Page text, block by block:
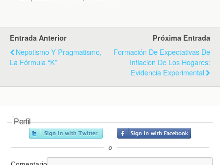
Entrada Anterior
Nepotismo Y Pragmatismo,
La Fórmula “K”
Próxima Entrada
Formación De Expectativas De
Inflación De Los Hogares:
Evidencia Experimental
Perfil
o